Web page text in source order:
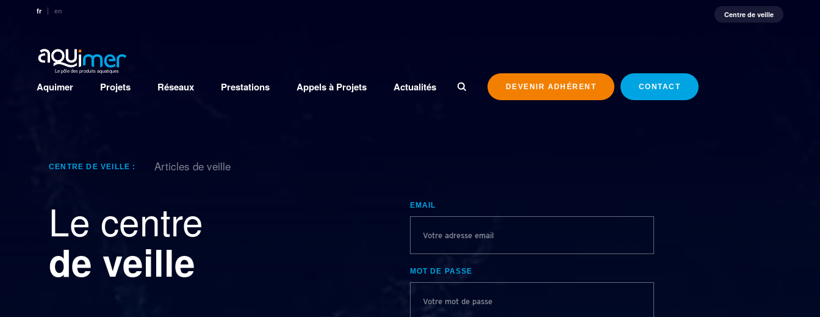
fr en Centre de veille
Le pôle des produits aquatiques
Aquimer Projets Réseaux Prestations Appels à Projets Actualités DEVENIR ADHÉRENT CONTACT
CENTRE DE VEILLE : Articles de veille
Le centre
de veille
EMAIL
MOT DE PASSE